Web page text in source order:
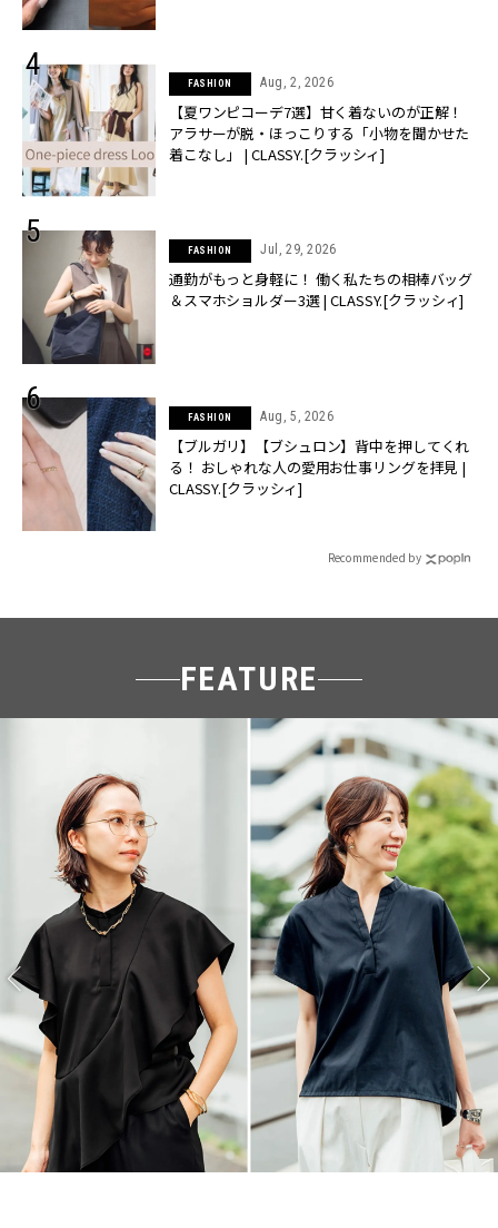
FASHION Aug, 2, 2026
【夏ワンピコーデ7選】甘く着ないのが正解！
アラサーが脱・ほっこりする「小物を聞かせた
着こなし」 | CLASSY.[クラッシィ]
FASHION Jul, 29, 2026
通勤がもっと身軽に！ 働く私たちの相棒バッグ
＆スマホショルダー3選 | CLASSY.[クラッシィ]
FASHION Aug, 5, 2026
【ブルガリ】【ブシュロン】背中を押してくれ
る！ おしゃれな人の愛用お仕事リングを拝見 |
CLASSY.[クラッシィ]
Recommended by
FEATURE